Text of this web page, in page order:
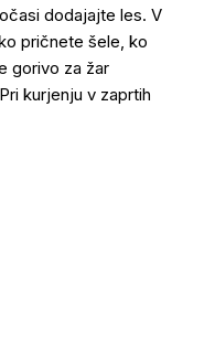
dodajajte les. V
pričnete šele, ko
gorivo za žar
kurjenju v zaprtih